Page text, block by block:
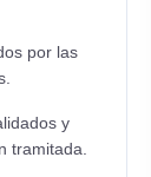
por las
y
tramitada.